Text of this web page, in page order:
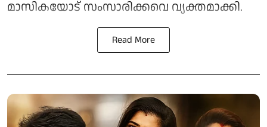
മാസികയോട് സംസാരിക്കവെ വ്യക്തമാക്കി.
Read More